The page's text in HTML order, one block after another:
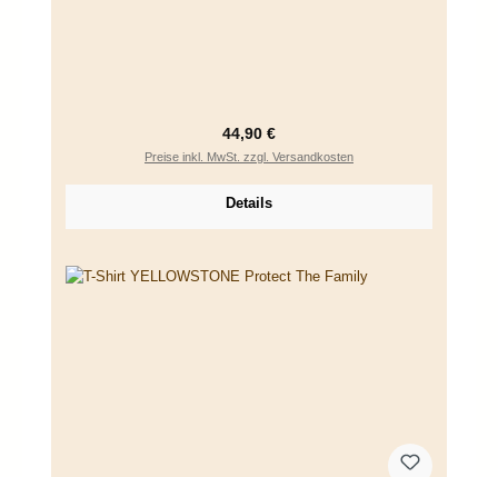
Regulärer Preis:
44,90 €
Preise inkl. MwSt. zzgl. Versandkosten
Details